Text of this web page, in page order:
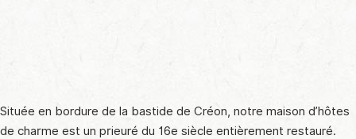
Située en bordure de la bastide de Créon, notre maison d’hôtes
de charme est un prieuré du 16e siècle entièrement restauré.